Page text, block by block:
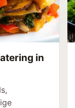
in